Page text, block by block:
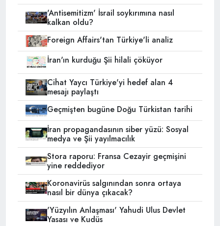
'Antisemitizm' İsrail soykırımına nasıl
kalkan oldu?
Foreign Affairs'tan Türkiye'li analiz
İran'ın kurduğu Şii hilali çöküyor
Cihat Yaycı Türkiye'yi hedef alan 4
mesajı paylaştı
Geçmişten bugüne Doğu Türkistan tarihi
İran propagandasının siber yüzü: Sosyal
medya ve Şii yayılmacılık
Stora raporu: Fransa Cezayir geçmişini
yine reddediyor
Koronavirüs salgınından sonra ortaya
nasıl bir dünya çıkacak?
'Yüzyılın Anlaşması' Yahudi Ulus Devlet
Yasası ve Kudüs